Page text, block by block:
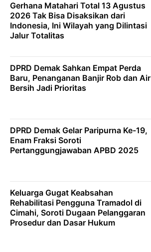
Gerhana Matahari Total 13 Agustus
2026 Tak Bisa Disaksikan dari
Indonesia, Ini Wilayah yang Dilintasi
Jalur Totalitas
DPRD Demak Sahkan Empat Perda
Baru, Penanganan Banjir Rob dan Air
Bersih Jadi Prioritas
DPRD Demak Gelar Paripurna Ke-19,
Enam Fraksi Soroti
Pertanggungjawaban APBD 2025
Keluarga Gugat Keabsahan
Rehabilitasi Pengguna Tramadol di
Cimahi, Soroti Dugaan Pelanggaran
Prosedur dan Dasar Hukum